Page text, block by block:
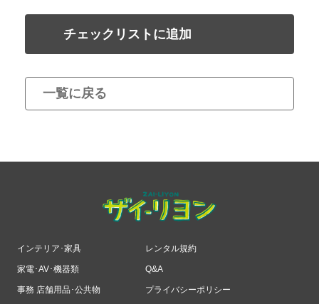
チェックリストに追加
一覧に戻る
インテリア･家具
家電･AV･機器類
事務 店舗用品･公共物
レンタル規約
Q&A
プライバシーポリシー